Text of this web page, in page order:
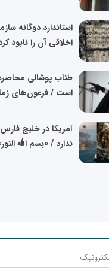
استاندارد دوگانه
اخلاقی آن را نابود
طناب پوشالی
است / فرعون‌های
آمریکا در خلیج
ندارد / «بسم الله